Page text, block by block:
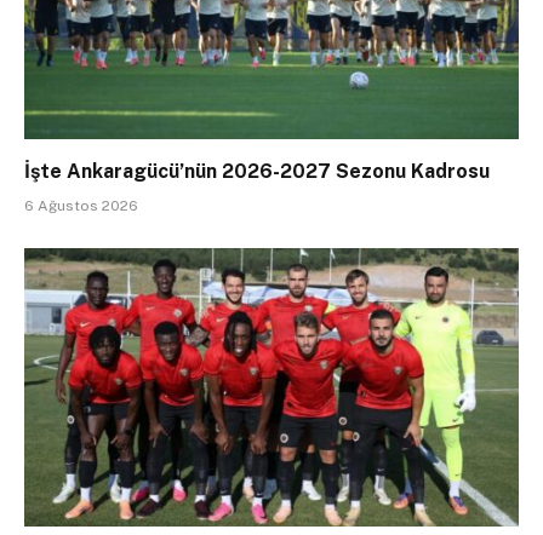
İşte Ankaragücü’nün 2026-2027 Sezonu Kadrosu
6 Ağustos 2026